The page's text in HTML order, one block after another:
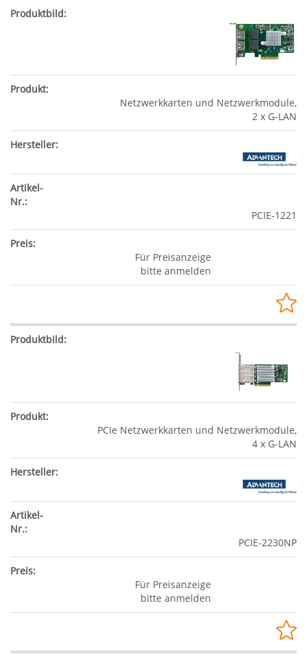
Netzwerkkarten und Netzwerkmodule,
2 x G-LAN
PCIE-1221
Für Preisanzeige
bitte anmelden
PCIe Netzwerkkarten und Netzwerkmodule,
4 x G-LAN
PCIE-2230NP
Für Preisanzeige
bitte anmelden